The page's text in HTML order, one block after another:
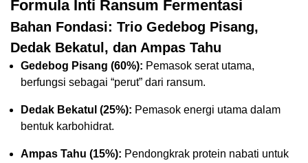
Formula Inti Ransum Fermentasi
Bahan Fondasi: Trio Gedebog Pisang,
Dedak Bekatul, dan Ampas Tahu
Gedebog Pisang (60%): Pemasok serat utama,
berfungsi sebagai “perut” dari ransum.
Dedak Bekatul (25%): Pemasok energi utama dalam
bentuk karbohidrat.
Ampas Tahu (15%): Pendongkrak protein nabati untuk